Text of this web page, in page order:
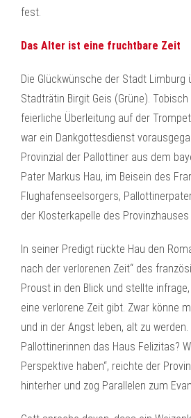
fest.
Das Alter ist eine fruchtbare Zeit
Die Glückwünsche der Stadt Limburg
Stadträtin Birgit Geis (Grüne).
feierliche Überleitung auf der
war ein Dankgottesdienst
Provinzial der Pallottiner aus dem
Pater Markus Hau, im Beisein des
Flughafenseelsorgers,
der Klosterkapelle des
In seiner Predigt rückte Hau den
nach der verlorenen Zeit“ des
Proust in den Blick und stellte
eine verlorene Zeit gibt. Zwar könne
und in der Angst leben, alt zu
Pallottinerinnen das Haus Felizitas?
Perspektive haben“, reichte der
hinterher und zog Parallelen zum